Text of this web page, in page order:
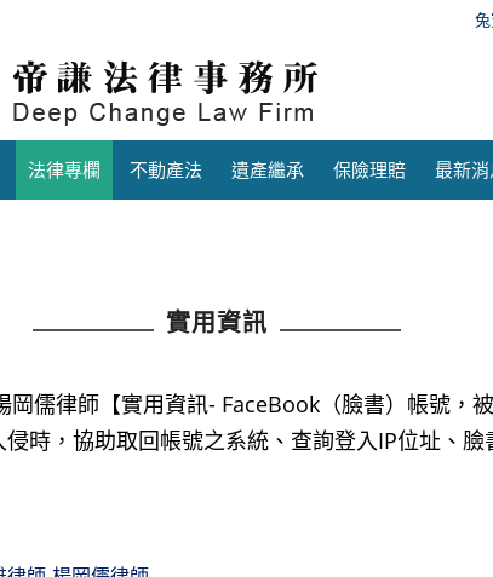
法律專欄 不動產法 遺產繼承 保險理賠 最新消
實用資訊
岡儒律師【實用資訊- FaceBook（臉書）帳號，
侵時，協助取回帳號之系統、查詢登入IP位址、